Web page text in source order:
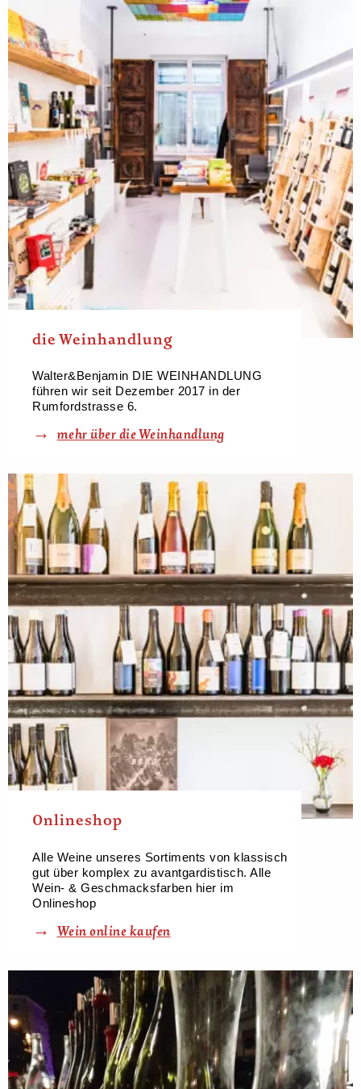
die Weinhandlung
Walter&Benjamin DIE WEINHANDLUNG
führen wir seit Dezember 2017 in der
Rumfordstrasse 6.
mehr über die Weinhandlung
Onlineshop
Alle Weine unseres Sortiments von klassisch
gut über komplex zu avantgardistisch. Alle
Wein- & Geschmacksfarben hier im
Onlineshop
Wein online kaufen